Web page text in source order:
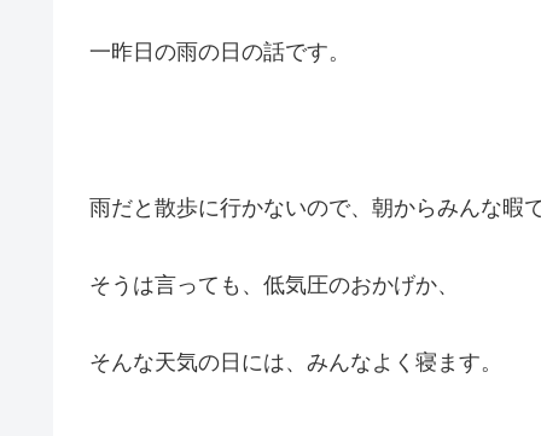
一昨日の雨の日の話です。
雨だと散歩に行かないので、朝からみんな暇で
そうは言っても、低気圧のおかげか、
そんな天気の日には、みんなよく寝ます。